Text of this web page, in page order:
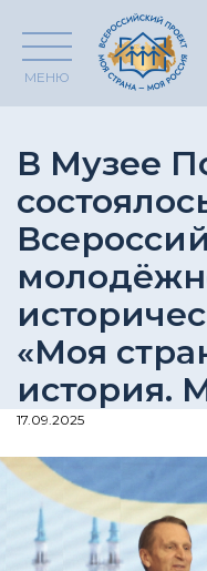
МЕНЮ
В Музее
«Моя
история.
17.09.2025